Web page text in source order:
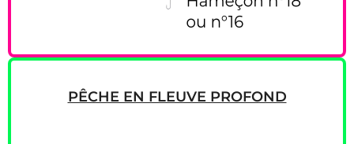
PÊCHE EN FLEUVE PROFOND